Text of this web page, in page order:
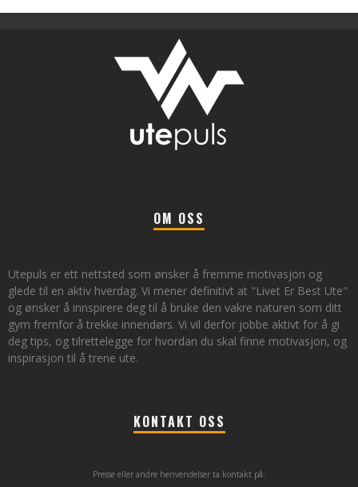
OM OSS
Utepuls er ett nettsted som ønsker å fremme motivasjon og
glede til en aktiv hverdag. Vi mener definitivt at "Livet Er Best Ute"
og ønsker å innspirere deg til å bruke den vakre naturen som ditt
gym fremfor å trekke innendørs. Vi vil derfor jobbe aktivt for å gi
deg tips, og tilrettelegge for hvordan du skal finne motivasjon, og
inspirasjon til å trene ute.
KONTAKT OSS
Presse eller andre henvendelser ta kontakt på: